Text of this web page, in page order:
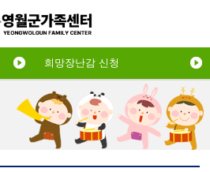
희망장난감 신청